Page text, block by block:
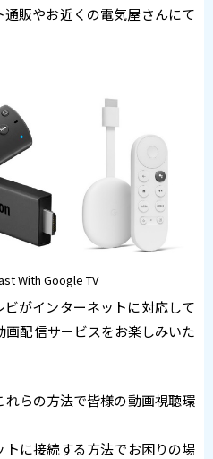
販やお近くの電気屋さんにて
With Google TV
がインターネットに対応して
配信サービスをお楽しみいた
らの方法で皆様の動画視聴環
に接続する方法でお困りの場